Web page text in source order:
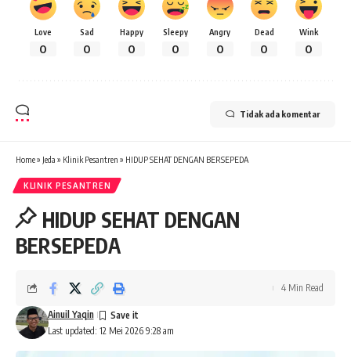
Love
0
Sad
0
Happy
0
Sleepy
0
Angry
0
Dead
0
Wink
0
Tidak ada komentar
Home» Jeda » Klinik Pesantren » HIDUP SEHAT DENGAN BERSEPEDA
KLINIK PESANTREN
HIDUP SEHAT DENGAN
BERSEPEDA
Last updated: 12 Mei 2026 9:28 am
Ainuil Yaqin
4 Min Read